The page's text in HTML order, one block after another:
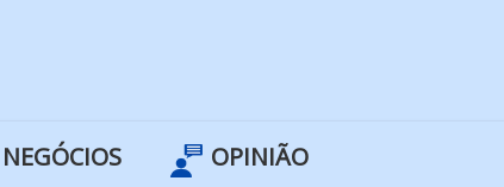
NEGÓCIOS OPINIÃO